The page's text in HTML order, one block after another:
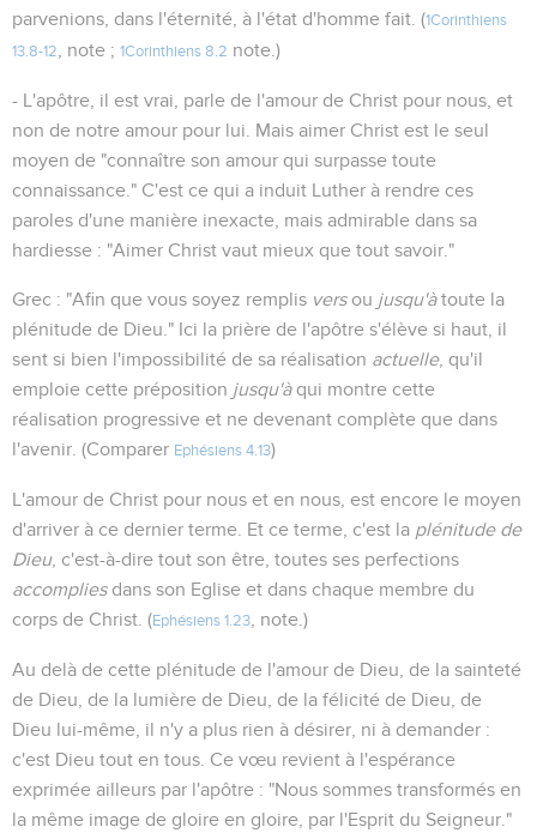
parvenions, dans l'éternité, à l'état d'homme fait. (1Corinthiens
13.8-12
, note ; 1Corinthiens 8.2 note.)
- L'apôtre, il est vrai, parle de l'amour de Christ pour nous, et
non de notre amour pour lui. Mais aimer Christ est le seul
moyen de "connaître son amour qui surpasse toute
connaissance." C'est ce qui a induit Luther à rendre ces
paroles d'une manière inexacte, mais admirable dans sa
hardiesse : "Aimer Christ vaut mieux que tout savoir."
Grec : "Afin que vous soyez remplis versou jusqu'àtoute la
plénitude de Dieu." Ici la prière de l'apôtre s'élève si haut, il
sent si bien l'impossibilité de sa réalisation actuelle, qu'il
emploie cette préposition jusqu'àqui montre cette
réalisation progressive et ne devenant complète que dans
l'avenir. (Comparer Ephésiens 4.13)
L'amour de Christ pour nous et en nous, est encore le moyen
d'arriver à ce dernier terme. Et ce terme, c'est la plénitude de
Dieu, c'est-à-dire tout son être, toutes ses perfections
accompliesdans son Eglise et dans chaque membre du
corps de Christ. (Ephésiens 1.23 , note.)
Au delà de cette plénitude de l'amour de Dieu, de la sainteté
de Dieu, de la lumière de Dieu, de la félicité de Dieu, de
Dieu lui-même, il n'y a plus rien à désirer, ni à demander :
c'est Dieu tout en tous. Ce vœu revient à l'espérance
exprimée ailleurs par l'apôtre : "Nous sommes transformés en
la même image de gloire en gloire, par l'Esprit du Seigneur."